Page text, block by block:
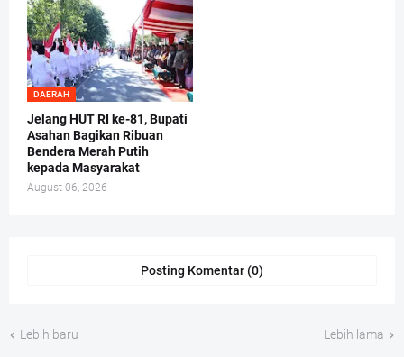
DAERAH
Jelang HUT RI ke-81, Bupati
Asahan Bagikan Ribuan
Bendera Merah Putih
kepada Masyarakat
August 06, 2026
Posting Komentar (0)
Lebih baru Lebih lama